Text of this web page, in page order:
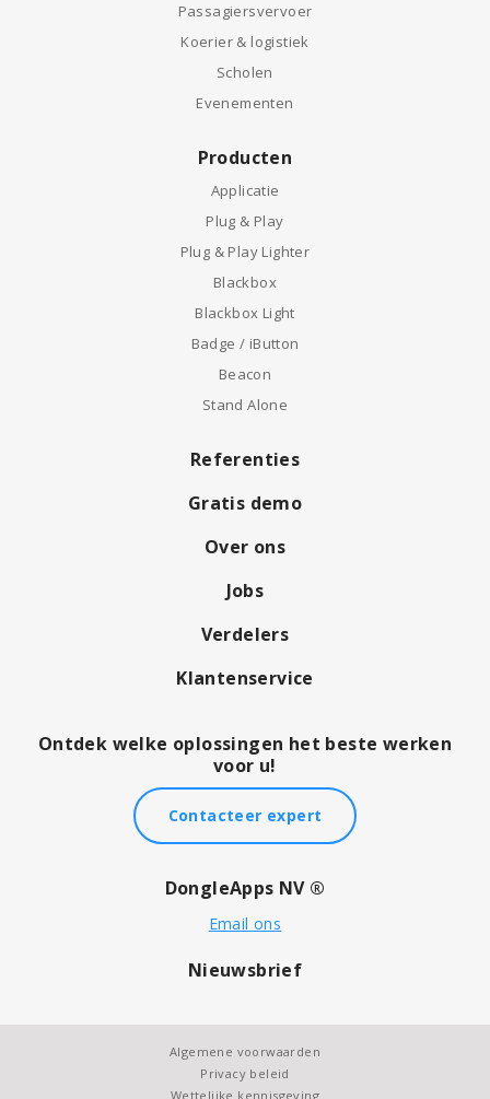
Passagiersvervoer
Koerier & logistiek
Scholen
Evenementen
Producten
Applicatie
Plug & Play
Plug & Play Lighter
Blackbox
Blackbox Light
Badge / iButton
Beacon
Stand Alone
Referenties
Gratis demo
Over ons
Jobs
Verdelers
Klantenservice
Ontdek welke oplossingen het beste werken
voor u!
Contacteer expert
DongleApps NV ®
Email ons
Nieuwsbrief
Algemene voorwaarden
Privacy beleid
Wettelijke kennisgeving